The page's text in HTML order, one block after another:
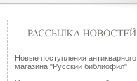
Новые поступления антикварного
магазина "Русский библиофил"